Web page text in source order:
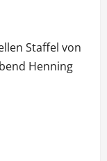
Staffel von
Henning